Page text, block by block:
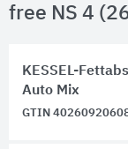
free NS 4
KESSEL-
Auto Mix